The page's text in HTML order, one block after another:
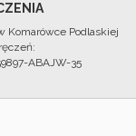
Komarówce Podlaskiej
ABAJW-35